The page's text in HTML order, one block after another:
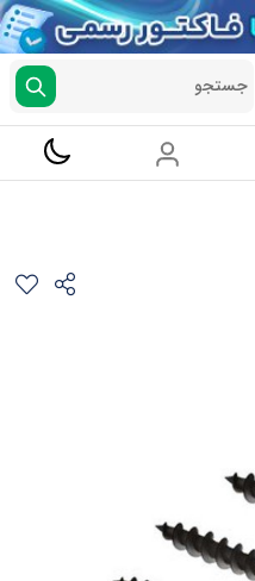
جستجو